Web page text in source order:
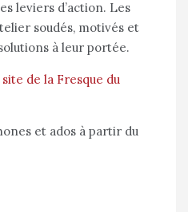
leviers d’action. Les
soudés, motivés et
à leur portée.
de la Fresque du
et ados à partir du